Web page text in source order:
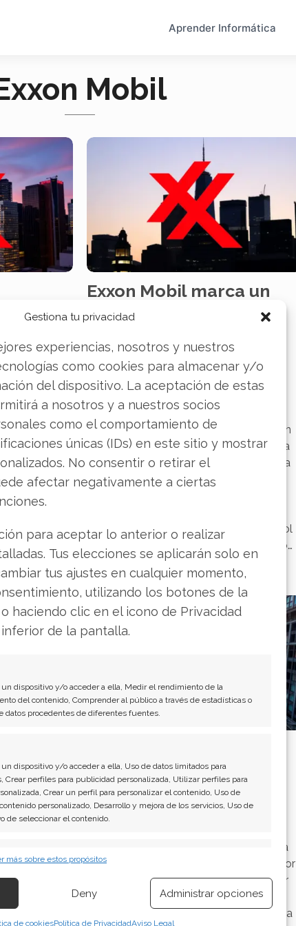
Gestiona tu privacidad
experiencias, nosotros y nuestros
como cookies para almacenar y/o
del dispositivo. La aceptación de estas
a nosotros y a nuestros socios
como el comportamiento de
únicas (IDs) en este sitio y mostrar
No consentir o retirar el
afectar negativamente a ciertas
para aceptar lo anterior o realizar
Tus elecciones se aplicarán solo en
tus ajustes en cualquier momento,
utilizando los botones de la
haciendo clic en el icono de Privacidad
de la pantalla.
dispositivo y/o acceder a ella, Medir el rendimiento de la
del contenido, Comprender al público a través de estadísticas o
datos procedentes de diferentes fuentes.
dispositivo y/o acceder a ella, Uso de datos limitados para
Crear perfiles para publicidad personalizada, Utilizar perfiles para
Crear un perfil para personalizar el contenido, Uso de
personalizado, Desarrollo y mejora de los servicios, Uso de
de seleccionar el contenido.
automática.
más sobre estos propósitos
Deny Administrar opciones
de cookiesPolítica de PrivacidadAviso Legal
Aprender Informática
Mobil
la
en el Medio
a colocar
atención de
dólares,
Exxon
Exxon Mobil marca un
hito en la
automatización de
perforaciones en alta
mar
La petrolera Exxon Mobil ha alcanzado
un logro tecnológico sin precedentes en
sus operaciones en Guyana. Por primera
vez a nivel mundial, se ha ejecutado una
perforación costa afuera de forma
interpretación geológica hasta el control
del equipo de perforación, se desarrolló…
a la
a las
medidas
cambio
para
botella en
geopolítica dispara el
crudo y agita los
mercados
Los precios del petróleo mantienen una
trayectoria alcista que ya se extiende por
varios días. Este repunte, impulsado por
el recrudecimiento de las tensiones en
Oriente Medio, genera una paradoja para